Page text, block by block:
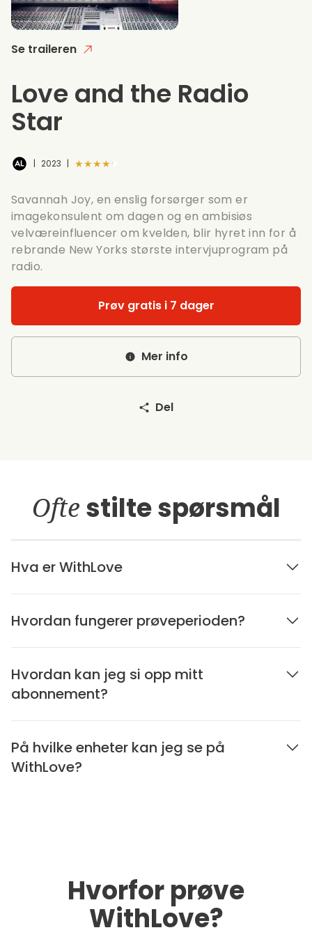
Se traileren
Love and the Radio
Star
| 2023 | ★★★★★
Savannah Joy, en enslig forsørger som er
imagekonsulent om dagen og en ambisiøs
velværeinfluencer om kvelden, blir hyret inn for å
rebrande New Yorks største intervjuprogram på
radio.
Prøv gratis i 7 dager
Mer info
Del
Ofte stilte spørsmål
Hva er WithLove
Hvordan fungerer prøveperioden?
Hvordan kan jeg si opp mitt
abonnement?
På hvilke enheter kan jeg se på
WithLove?
Hvorfor prøve
WithLove?